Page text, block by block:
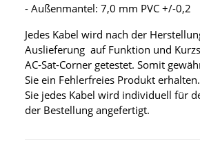
- Außenmantel: 7,0 mm PVC +/-0,2
Jedes Kabel wird nach der
Auslieferung auf Funktion und
AC-Sat-Corner getestet. Somit
Sie ein Fehlerfreies Produkt
Sie jedes Kabel wird individuell für
der Bestellung angefertigt.